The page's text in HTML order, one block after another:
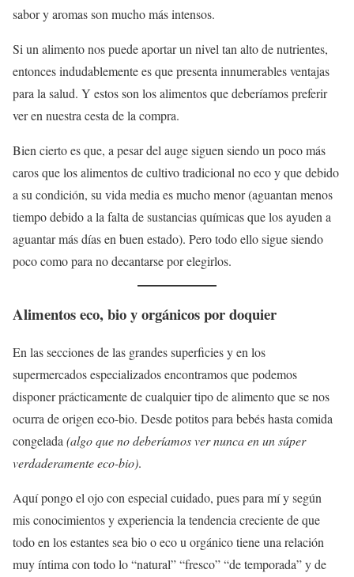
sabor y aromas son mucho más intensos.
Si un alimento nos puede aportar un nivel tan alto de nutrientes,
entonces indudablemente es que presenta innumerables ventajas
para la salud. Y estos son los alimentos que deberíamos preferir
ver en nuestra cesta de la compra.
Bien cierto es que, a pesar del auge siguen siendo un poco más
caros que los alimentos de cultivo tradicional no eco y que debido
a su condición, su vida media es mucho menor (aguantan menos
tiempo debido a la falta de sustancias químicas que los ayuden a
aguantar más días en buen estado). Pero todo ello sigue siendo
poco como para no decantarse por elegirlos.
Alimentos eco, bio y orgánicos por doquier
En las secciones de las grandes superficies y en los
supermercados especializados encontramos que podemos
disponer prácticamente de cualquier tipo de alimento que se nos
ocurra de origen eco-bio. Desde potitos para bebés hasta comida
congelada(algo que no deberíamos ver nunca en un súper
verdaderamente eco-bio).
Aquí pongo el ojo con especial cuidado, pues para mí y según
mis conocimientos y experiencia la tendencia creciente de que
todo en los estantes sea bio o eco u orgánico tiene una relación
muy íntima con todo lo “natural” “fresco” “de temporada” y de